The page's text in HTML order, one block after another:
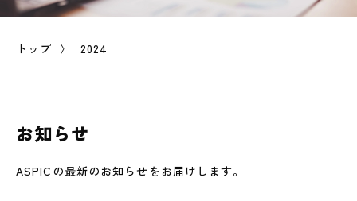
トップ 2024
お知らせ
ASPICの最新のお知らせをお届けします。
2026.08.03 報道発表
ビス認定」の第1号を認定！新規2サービスを加え累計338
サービスへ
報開示認定制度を新設、申請受付を開始しました。
2026.01.20